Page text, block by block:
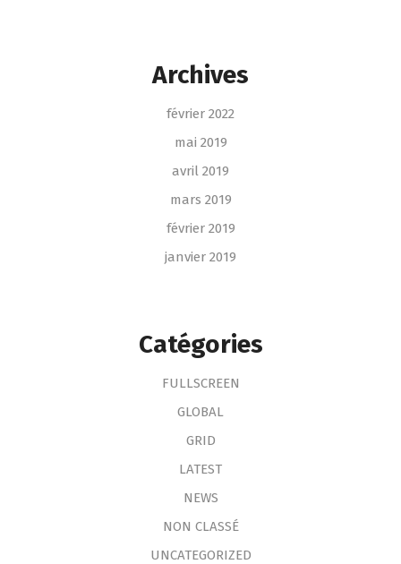
Archives
février 2022
mai 2019
avril 2019
mars 2019
février 2019
janvier 2019
Catégories
FULLSCREEN
GLOBAL
GRID
LATEST
NEWS
NON CLASSÉ
UNCATEGORIZED